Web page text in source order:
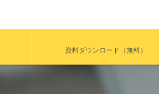
資料ダウンロード（無料）